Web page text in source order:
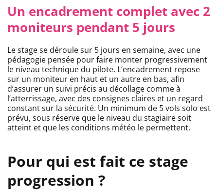
Un encadrement complet avec 2
moniteurs pendant 5 jours
Le stage se déroule sur 5 jours en semaine, avec une
pédagogie pensée pour faire monter progressivement
le niveau technique du pilote. L’encadrement repose
sur un moniteur en haut et un autre en bas, afin
d’assurer un suivi précis au décollage comme à
l’atterrissage, avec des consignes claires et un regard
constant sur la sécurité. Un minimum de 5 vols solo est
prévu, sous réserve que le niveau du stagiaire soit
atteint et que les conditions météo le permettent.
Pour qui est fait ce stage
progression ?